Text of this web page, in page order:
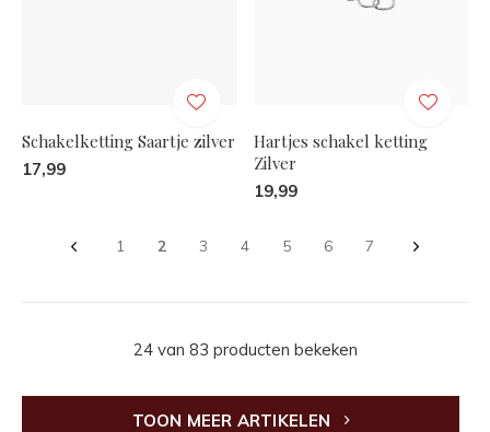
Schakelketting Saartje zilver
17,99
Hartjes schakel ketting
Zilver
19,99
1 2 3 4 5 6 7
24 van 83 producten bekeken
TOON MEER ARTIKELEN